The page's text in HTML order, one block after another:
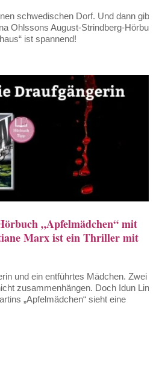
schwedischen Dorf. Und dann gibt
Ohlssons August-Strindberg-Hörbuch
ist spannend!
„Apfelmädchen“ mit
Marx ist ein Thriller mit
und ein entführtes Mädchen. Zwei
zusammenhängen. Doch Idun Lind,
„Apfelmädchen“ sieht eine